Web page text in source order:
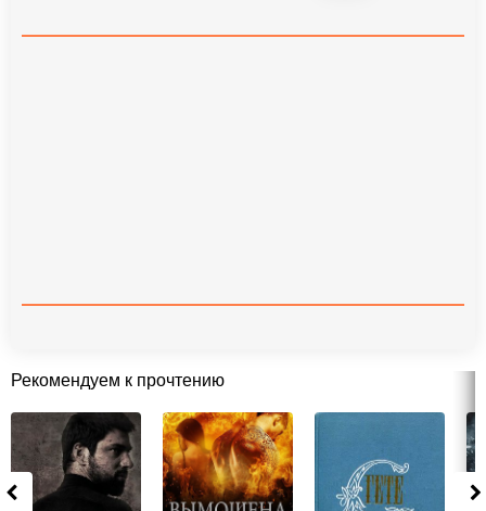
Рекомендуем к прочтению